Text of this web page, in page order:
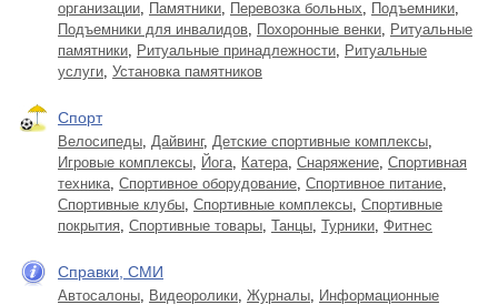
организации, Памятники, Перевозка больных, Подъемники,
Подъемники для инвалидов, Похоронные венки, Ритуальные
памятники, Ритуальные принадлежности, Ритуальные
услуги, Установка памятников
Спорт
Велосипеды, Дайвинг, Детские спортивные комплексы,
Игровые комплексы, Йога, Катера, Снаряжение, Спортивная
техника, Спортивное оборудование, Спортивное питание,
Спортивные клубы, Спортивные комплексы, Спортивные
покрытия, Спортивные товары, Танцы, Турники, Фитнес
Справки, СМИ
Автосалоны, Видеоролики, Журналы, Информационные